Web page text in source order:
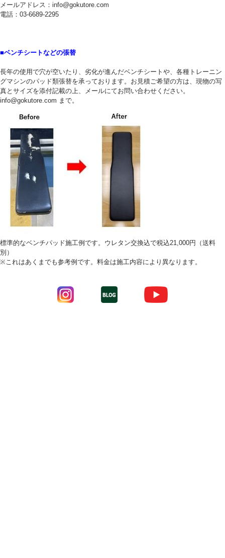
メールアドレス：info@gokutore.com
電話：03-6689-2295
■ベンチシートなどの張替
長年の使用で穴が空いたり、劣化が進んだベンチシートや、各種トレーニン
グマシンのパッド類張替を承っております。お見積ご希望の方は、現物の写
真とサイズを添付記載の上、メールにてお問い合わせください。
info@gokutore.com まで。
標準的なベンチパッド施工例です。ウレタン交換込で税込21,000円（送料
別）
※これはあくまでも参考例です。料金は施工内容により異なります。